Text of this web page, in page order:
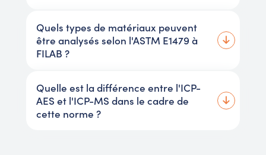
Quels types de matériaux peuvent
être analysés selon l'ASTM E1479 à
FILAB ?
Quelle est la différence entre l'ICP-
AES et l'ICP-MS dans le cadre de
cette norme ?